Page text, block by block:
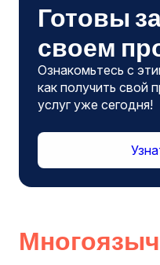
Готовы
своем
Ознакомьтесь с
как получить свой
услуг уже сегодня!